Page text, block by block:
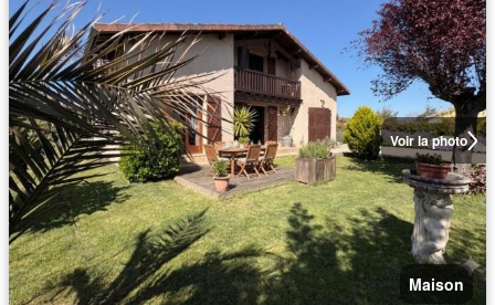
Voir la photo
Maison